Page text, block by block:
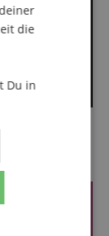
die
Du in